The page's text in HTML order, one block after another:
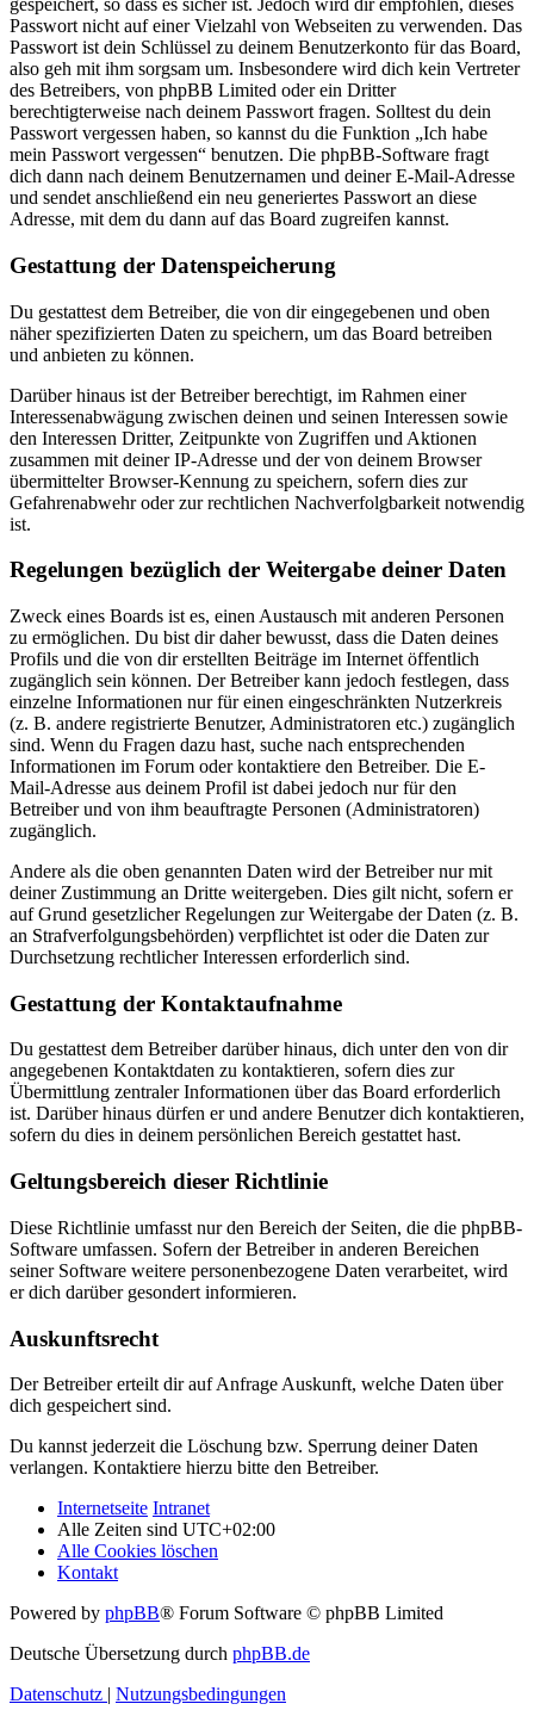
gespeichert, so dass es sicher ist. Jedoch wird dir empfohlen, dieses
Passwort nicht auf einer Vielzahl von Webseiten zu verwenden. Das
Passwort ist dein Schlüssel zu deinem Benutzerkonto für das Board,
also geh mit ihm sorgsam um. Insbesondere wird dich kein Vertreter
des Betreibers, von phpBB Limited oder ein Dritter
berechtigterweise nach deinem Passwort fragen. Solltest du dein
Passwort vergessen haben, so kannst du die Funktion „Ich habe
mein Passwort vergessen“ benutzen. Die phpBB-Software fragt
dich dann nach deinem Benutzernamen und deiner E-Mail-Adresse
und sendet anschließend ein neu generiertes Passwort an diese
Adresse, mit dem du dann auf das Board zugreifen kannst.
Gestattung der Datenspeicherung
Du gestattest dem Betreiber, die von dir eingegebenen und oben
näher spezifizierten Daten zu speichern, um das Board betreiben
und anbieten zu können.
Darüber hinaus ist der Betreiber berechtigt, im Rahmen einer
Interessenabwägung zwischen deinen und seinen Interessen sowie
den Interessen Dritter, Zeitpunkte von Zugriffen und Aktionen
zusammen mit deiner IP-Adresse und der von deinem Browser
übermittelter Browser-Kennung zu speichern, sofern dies zur
Gefahrenabwehr oder zur rechtlichen Nachverfolgbarkeit notwendig
ist.
Regelungen bezüglich der Weitergabe deiner Daten
Zweck eines Boards ist es, einen Austausch mit anderen Personen
zu ermöglichen. Du bist dir daher bewusst, dass die Daten deines
Profils und die von dir erstellten Beiträge im Internet öffentlich
zugänglich sein können. Der Betreiber kann jedoch festlegen, dass
einzelne Informationen nur für einen eingeschränkten Nutzerkreis
(z. B. andere registrierte Benutzer, Administratoren etc.) zugänglich
sind. Wenn du Fragen dazu hast, suche nach entsprechenden
Informationen im Forum oder kontaktiere den Betreiber. Die E-
Mail-Adresse aus deinem Profil ist dabei jedoch nur für den
Betreiber und von ihm beauftragte Personen (Administratoren)
zugänglich.
Andere als die oben genannten Daten wird der Betreiber nur mit
deiner Zustimmung an Dritte weitergeben. Dies gilt nicht, sofern er
auf Grund gesetzlicher Regelungen zur Weitergabe der Daten (z. B.
an Strafverfolgungsbehörden) verpflichtet ist oder die Daten zur
Durchsetzung rechtlicher Interessen erforderlich sind.
Gestattung der Kontaktaufnahme
Du gestattest dem Betreiber darüber hinaus, dich unter den von dir
angegebenen Kontaktdaten zu kontaktieren, sofern dies zur
Übermittlung zentraler Informationen über das Board erforderlich
ist. Darüber hinaus dürfen er und andere Benutzer dich kontaktieren,
sofern du dies in deinem persönlichen Bereich gestattet hast.
Geltungsbereich dieser Richtlinie
Diese Richtlinie umfasst nur den Bereich der Seiten, die die phpBB-
Software umfassen. Sofern der Betreiber in anderen Bereichen
seiner Software weitere personenbezogene Daten verarbeitet, wird
er dich darüber gesondert informieren.
Auskunftsrecht
Der Betreiber erteilt dir auf Anfrage Auskunft, welche Daten über
dich gespeichert sind.
Du kannst jederzeit die Löschung bzw. Sperrung deiner Daten
verlangen. Kontaktiere hierzu bitte den Betreiber.
Internetseite Intranet
Alle Zeiten sind UTC+02:00
Alle Cookies löschen
Kontakt
Powered by phpBB® Forum Software © phpBB Limited
Deutsche Übersetzung durch phpBB.de
Datenschutz | Nutzungsbedingungen